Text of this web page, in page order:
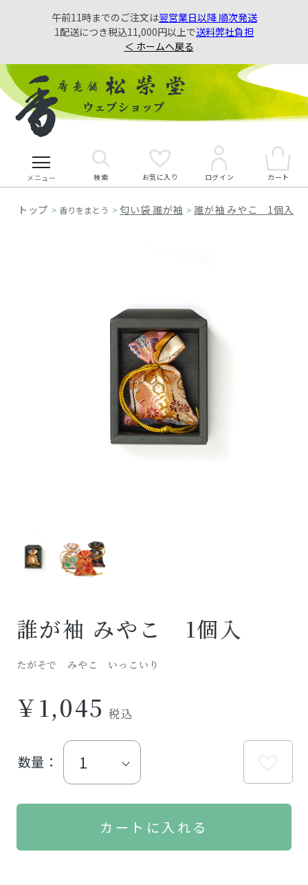
午前11時までのご注文は翌営業日以降 順次発送
1配送につき税込11,000円以上で送料弊社負担
＜ ホームへ戻る
メニュー 検索 お気に入り ログイン カート
> 香りをまとう >匂い袋 誰が袖 >誰が袖 みやこ 1個入
誰が袖 みやこ 1個入
たがそで みやこ いっこいり
￥1,045
数量：